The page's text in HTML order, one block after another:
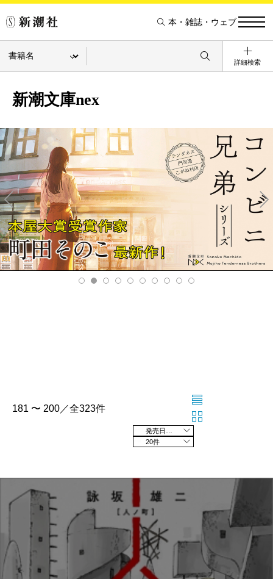
本・雑誌・ウェブ
詳細検索
新潮文庫nex
Pre
v
xt
181 〜 200／全323件
20件